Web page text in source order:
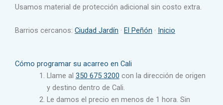
Usamos material de protección adicional sin costo extra.
Barrios cercanos: Ciudad Jardín · El Peñón · Inicio
Cómo programar su acarreo en Cali
Llame al 350 675 3200 con la dirección de origen
y destino dentro de Cali.
Le damos el precio en menos de 1 hora. Sin